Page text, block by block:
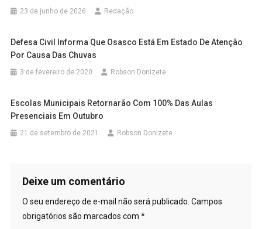
23 de junho de 2026 Redação
Defesa Civil Informa Que Osasco Está Em Estado De Atenção
Por Causa Das Chuvas
3 de fevereiro de 2020 Robson Donizete
Escolas Municipais Retornarão Com 100% Das Aulas
Presenciais Em Outubro
21 de setembro de 2021 Robson Donizete
Deixe um comentário
O seu endereço de e-mail não será publicado. Campos
obrigatórios são marcados com *